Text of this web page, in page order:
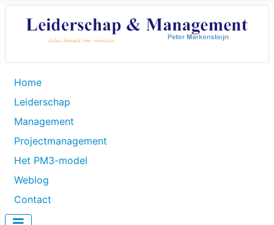
Home
Leiderschap
Management
Projectmanagement
Het PM3-model
Weblog
Contact